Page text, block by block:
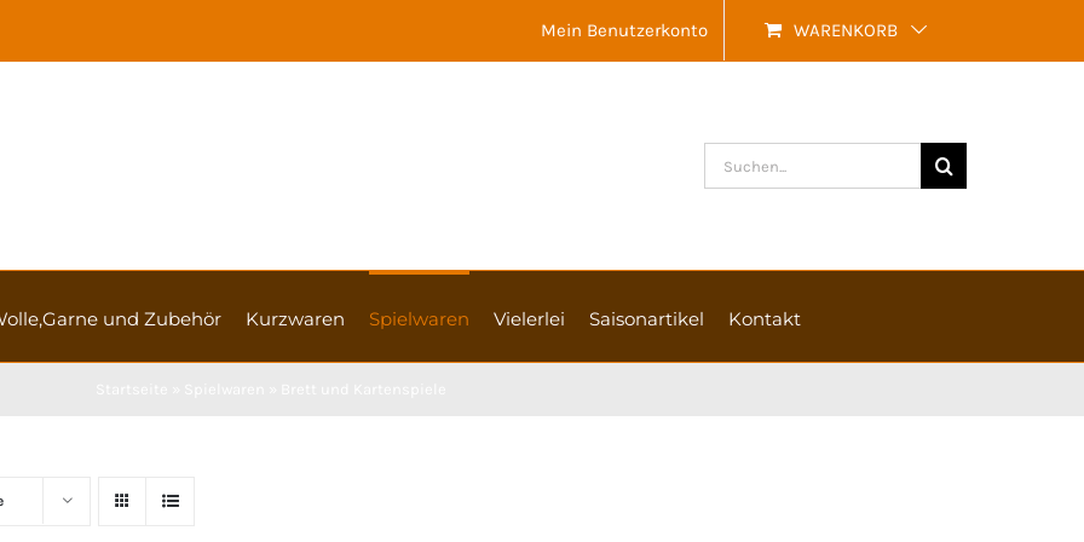
Mein Benutzerkonto WARENKORB
Suche
nach:
und Zubehör Kurzwaren Spielwaren Vielerlei Saisonartikel Kontakt